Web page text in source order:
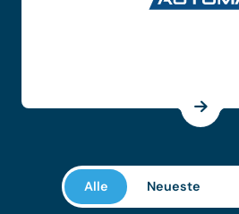
Alle Neueste